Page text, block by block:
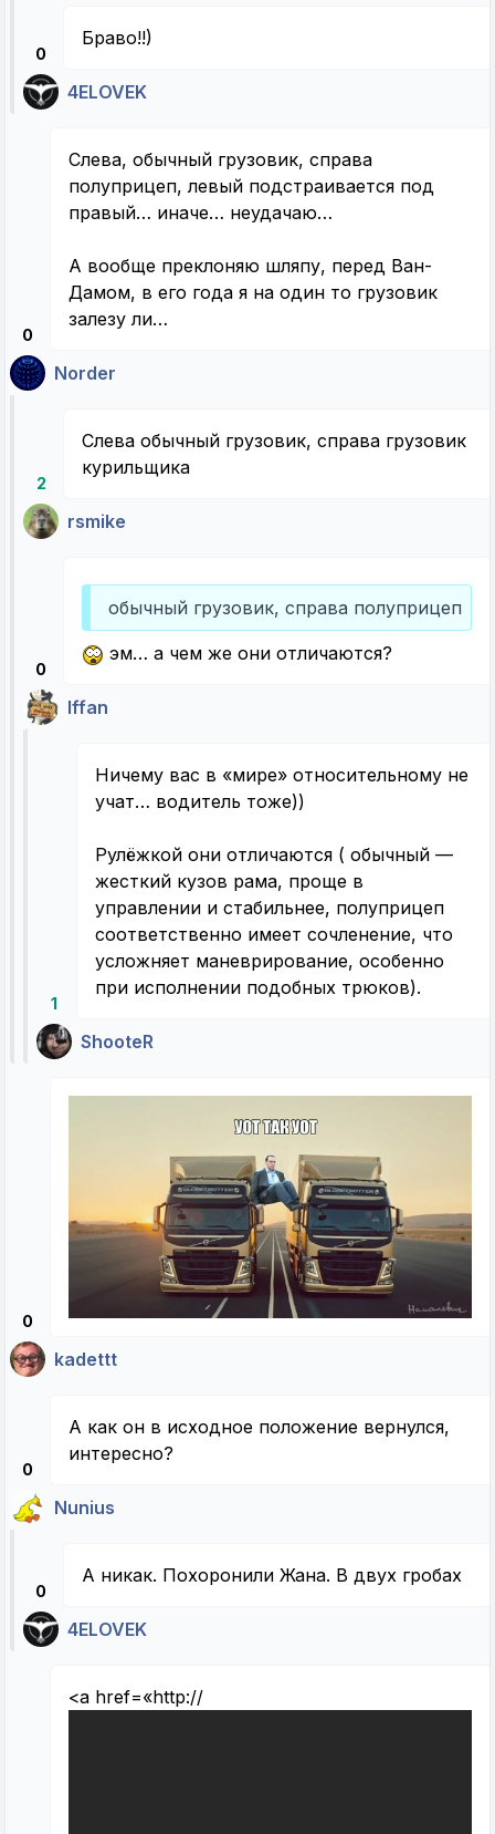
0
Браво!!)
4ELOVEK
0
Слева, обычный грузовик, справа
полуприцеп, левый подстраивается под
правый… иначе… неудачаю…
А вообще преклоняю шляпу, перед Ван-
Дамом, в его года я на один то грузовик
залезу ли…
Norder
2
Слева обычный грузовик, справа грузовик
курильщика
rsmike
0
обычный грузовик, справа полуприцеп
эм… а чем же они отличаются?
Iffan
1
Ничему вас в «мире» относительному не
учат… водитель тоже))
Рулёжкой они отличаются ( обычный —
жесткий кузов рама, проще в
управлении и стабильнее, полуприцеп
соответственно имеет сочленение, что
усложняет маневрирование, особенно
при исполнении подобных трюков).
ShooteR
0
kadettt
0
А как он в исходное положение вернулся,
интересно?
Nunius
0
А никак. Похоронили Жана. В двух гробах
4ELOVEK
<a href=«http://